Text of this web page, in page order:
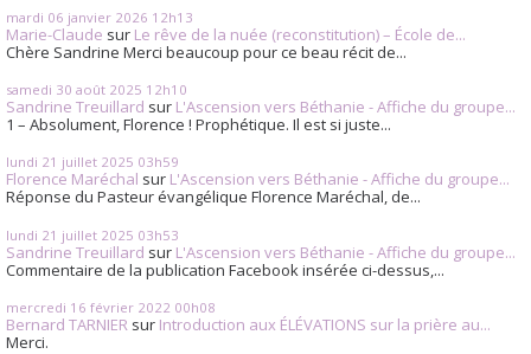
mardi 06 janvier 2026 12h13
Marie-Claude sur Le rêve de la nuée (reconstitution) – École de...
Chère Sandrine Merci beaucoup pour ce beau récit de...
samedi 30 août 2025 12h10
Sandrine Treuillard sur L'Ascension vers Béthanie - Affiche du groupe...
1 – Absolument, Florence ! Prophétique. Il est si juste...
lundi 21 juillet 2025 03h59
Florence Maréchal sur L'Ascension vers Béthanie - Affiche du groupe...
Réponse du Pasteur évangélique Florence Maréchal, de...
lundi 21 juillet 2025 03h53
Sandrine Treuillard sur L'Ascension vers Béthanie - Affiche du groupe...
Commentaire de la publication Facebook insérée ci-dessus,...
mercredi 16 février 2022 00h08
Bernard TARNIER sur Introduction aux ÉLÉVATIONS sur la prière au...
Merci.